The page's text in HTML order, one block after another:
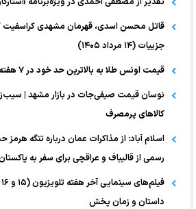
قاتل محسن اسدی، قهرمان مشهدی کراسفیت
جزییات (۱۴ مرداد ۱۴۰۵)
قیمت اونس طلا به بالاترین حد خود در ۷ هفته اخیر رسید
نوسان قیمت صیفی‌جات در بازار مشهد |
کالا‌های پرمصرف
اسلام آباد: از مذاکرات عمان درباره تنگه
رسمی از قالیباف و عراقچی برای سفر به
داستان و زمان پخش